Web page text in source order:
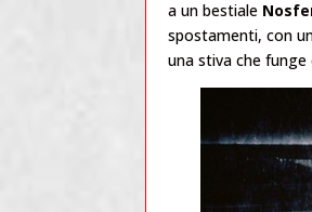
a un bestiale
spostamenti, con
una stiva che funge